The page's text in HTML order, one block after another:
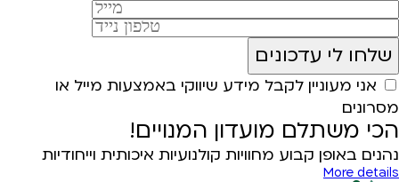
אני מעוניין לקבל מידע שיווקי באמצעות מייל או
מסרונים
הכי משתלם מועדון המנויים!
נהנים באופן קבוע מחוויות קולנועיות איכותית וייחודיות
More details